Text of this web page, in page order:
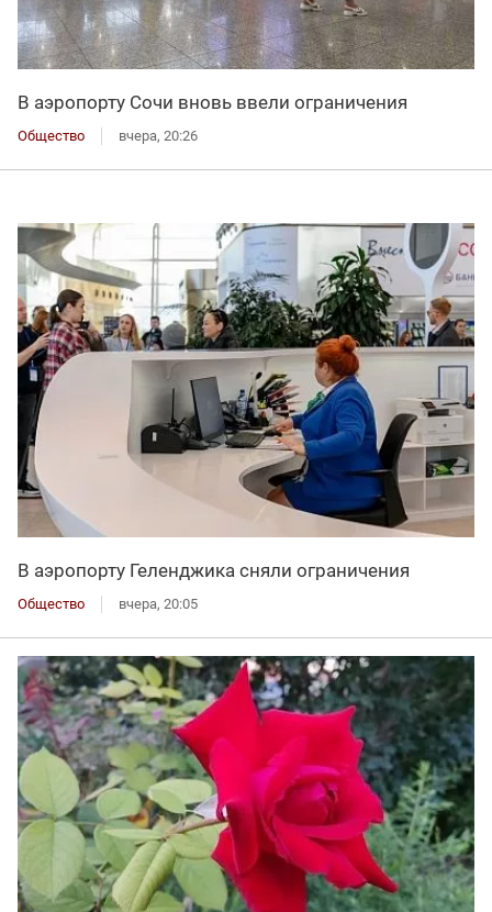
В аэропорту Сочи вновь ввели ограничения
Общество вчера, 20:26
В аэропорту Геленджика сняли ограничения
Общество вчера, 20:05